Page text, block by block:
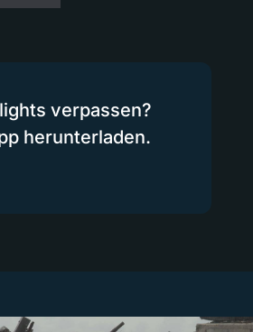
verpassen?
herunterladen.